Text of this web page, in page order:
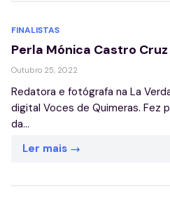
FINALISTAS
Perla Mónica Castro Cruz
Outubro 25, 2022
Redatora e fotógrafa na La
digital Voces de Quimeras. Fez
da...
Ler mais